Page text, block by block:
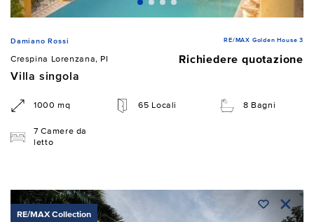
Damiano Rossi RE/MAX Golden House 3
Crespina Lorenzana, PI
Richiedere quotazione
Villa singola
1000 mq 65 Locali 8 Bagni
7 Camere da
letto
RE/MAX Collection